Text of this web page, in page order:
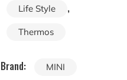
Life Style ,
Thermos
Brand: MINI